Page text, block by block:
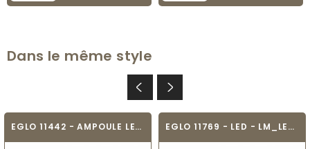
Dans le même style
EGLO 11442 - AMPOULE LED - LED_GX53 EGLO 11769 - LED - LM_LED_E27